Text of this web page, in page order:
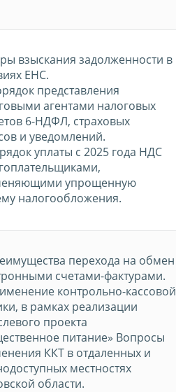
взыскания задолженности в
ЕНС.
представления
агентами налоговых
6-НДФЛ, страховых
и уведомлений.
уплаты с 2025 года НДС
упрощенную
налогообложения.
перехода на обмен
счетами-фактурами.
контрольно-кассовой
в рамках реализации
проекта
питание» Вопросы
ККТ в отдаленных и
местностях
области.